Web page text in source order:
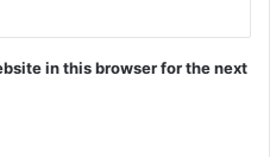
in this browser for the next